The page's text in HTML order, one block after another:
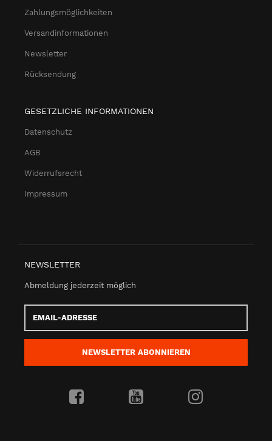
Zahlungsmöglichkeiten
Versandinformationen
Newsletter
Rücksendung
GESETZLICHE INFORMATIONEN
Datenschutz
AGB
Widerrufsrecht
Impressum
NEWSLETTER
Abmeldung jederzeit möglich
Email-
Adresse
NEWSLETTER ABONNIEREN